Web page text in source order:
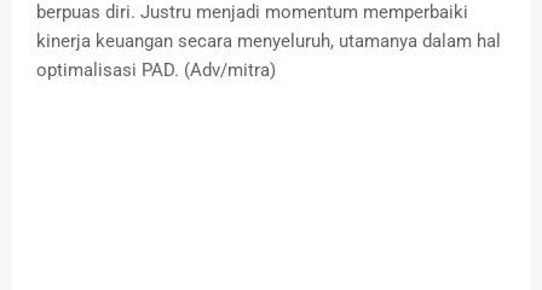
berpuas diri. Justru menjadi momentum memperbaiki
kinerja keuangan secara menyeluruh, utamanya dalam hal
optimalisasi PAD. (Adv/mitra)